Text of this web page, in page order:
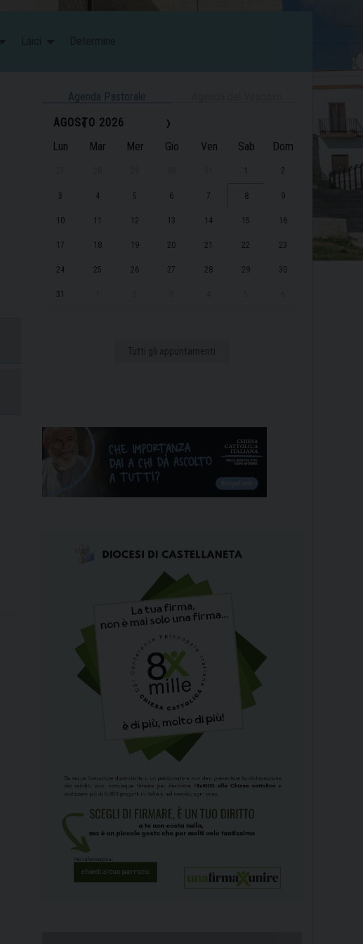
Agenda Pastorale
‹
AGOSTO 2026 ›
Lun Mar Mer Gio Ven Sab Dom
1 2
3 4 5 6 7 8 9
10 11 12 13 14 15 16
17 18 19 20 21 22 23
24 25 26 27 28 29 30
31